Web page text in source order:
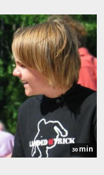
30 min